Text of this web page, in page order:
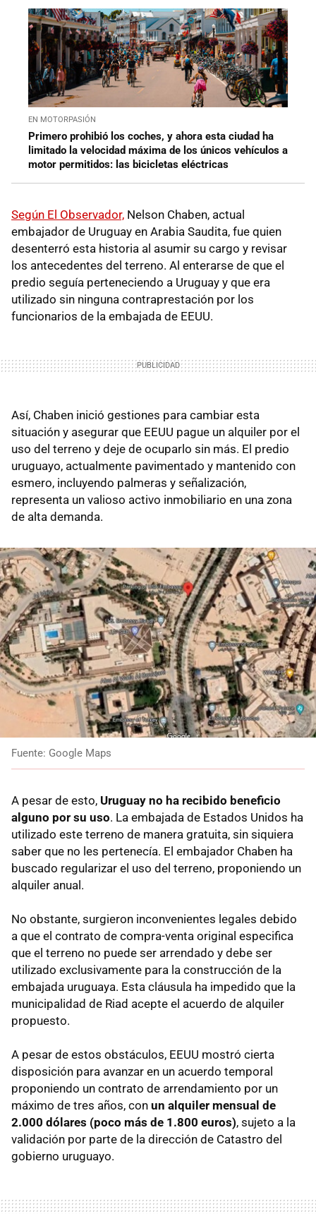
EN MOTORPASIÓN
Primero prohibió los coches, y ahora esta ciudad ha
limitado la velocidad máxima de los únicos vehículos a
motor permitidos: las bicicletas eléctricas
Según El Observador, Nelson Chaben, actual
embajador de Uruguay en Arabia Saudita, fue quien
desenterró esta historia al asumir su cargo y revisar
los antecedentes del terreno. Al enterarse de que el
predio seguía perteneciendo a Uruguay y que era
utilizado sin ninguna contraprestación por los
funcionarios de la embajada de EEUU.
Así, Chaben inició gestiones para cambiar esta
situación y asegurar que EEUU pague un alquiler por el
uso del terreno y deje de ocuparlo sin más. El predio
uruguayo, actualmente pavimentado y mantenido con
esmero, incluyendo palmeras y señalización,
representa un valioso activo inmobiliario en una zona
de alta demanda.
Fuente: Google Maps
A pesar de esto, Uruguay no ha recibido beneficio
alguno por su uso. La embajada de Estados Unidos ha
utilizado este terreno de manera gratuita, sin siquiera
saber que no les pertenecía. El embajador Chaben ha
buscado regularizar el uso del terreno, proponiendo un
alquiler anual.
No obstante, surgieron inconvenientes legales debido
a que el contrato de compra-venta original especifica
que el terreno no puede ser arrendado y debe ser
utilizado exclusivamente para la construcción de la
embajada uruguaya. Esta cláusula ha impedido que la
municipalidad de Riad acepte el acuerdo de alquiler
propuesto.
A pesar de estos obstáculos, EEUU mostró cierta
disposición para avanzar en un acuerdo temporal
proponiendo un contrato de arrendamiento por un
máximo de tres años, con un alquiler mensual de
2.000 dólares (poco más de 1.800 euros), sujeto a la
validación por parte de la dirección de Catastro del
gobierno uruguayo.